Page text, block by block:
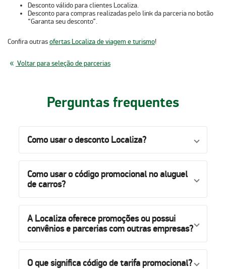
Desconto válido para clientes Localiza.
Desconto para compras realizadas pelo link da parceria no botão
“Garanta seu desconto”.
Confira outrasofertas Localiza de viagem e turismo!
Voltar para seleção de parcerias
Perguntas frequentes
Como usar o desconto Localiza?
Como usar o código promocional no aluguel
de carros?
A Localiza oferece promoções ou possui
convênios e parcerias com outras empresas?
O que significa código de tarifa promocional?